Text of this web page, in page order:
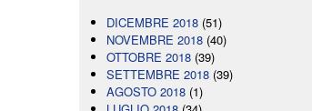
DICEMBRE 2018 (51)
NOVEMBRE 2018 (40)
OTTOBRE 2018 (39)
SETTEMBRE 2018 (39)
AGOSTO 2018 (1)